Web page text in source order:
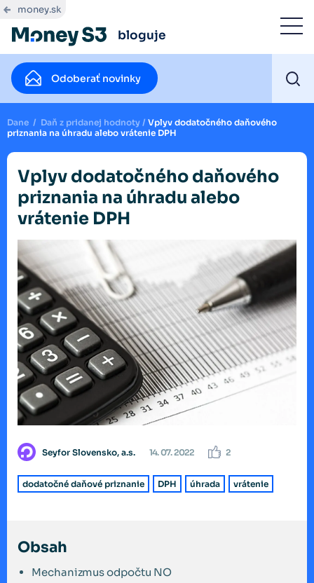
money.sk
bloguje
Odoberať novinky
Dane / Daň z pridanej hodnoty / Vplyv dodatočného daňového
priznania na úhradu alebo vrátenie DPH
Vplyv dodatočného daňového
priznania na úhradu alebo
vrátenie DPH
Seyfor Slovensko, a.s. 14. 07. 2022 2
dodatočné daňové priznanie DPH úhrada vrátenie
Obsah
Mechanizmus odpočtu NO